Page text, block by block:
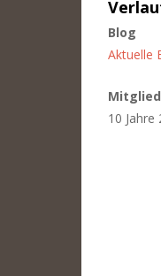
Blog
Aktuelle
10 Jahre